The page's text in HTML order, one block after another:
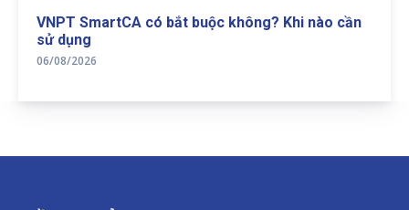
VNPT SmartCA có bắt buộc không? Khi nào cần
sử dụng
06/08/2026